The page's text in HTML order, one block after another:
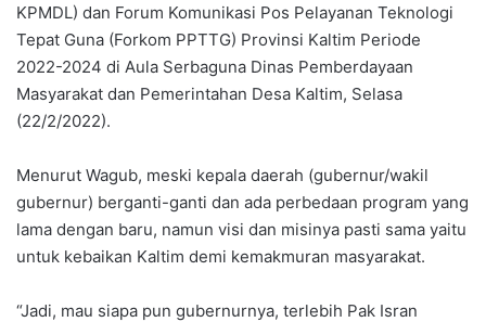
KPMDL) dan Forum Komunikasi Pos Pelayanan Teknologi
Tepat Guna (Forkom PPTTG) Provinsi Kaltim Periode
2022-2024 di Aula Serbaguna Dinas Pemberdayaan
Masyarakat dan Pemerintahan Desa Kaltim, Selasa
(22/2/2022).
Menurut Wagub, meski kepala daerah (gubernur/wakil
gubernur) berganti-ganti dan ada perbedaan program yang
lama dengan baru, namun visi dan misinya pasti sama yaitu
untuk kebaikan Kaltim demi kemakmuran masyarakat.
“Jadi, mau siapa pun gubernurnya, terlebih Pak Isran